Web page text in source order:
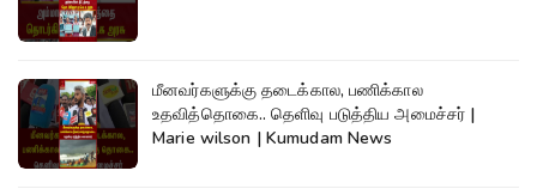
மீனவர்களுக்கு தடைக்கால, பணிக்கால
உதவித்தொகை.. தெளிவு படுத்திய அமைச்சர் |
Marie wilson | Kumudam News